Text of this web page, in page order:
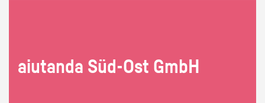
ai­utan­da Süd-Ost GmbH